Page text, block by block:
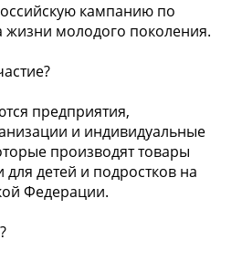
кампанию по
молодого поколения.
предприятия,
и индивидуальные
производят товары
для детей и подростков на
Федерации.